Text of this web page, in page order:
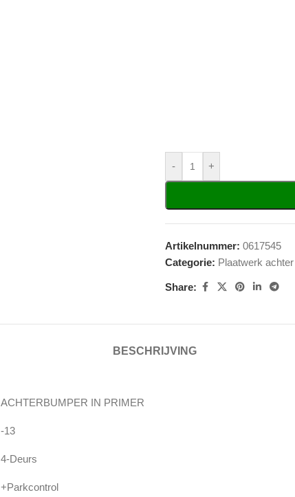
- +
Artikelnummer: 0617545
Categorie: Plaatwerk achter
Share:
BESCHRIJVING
ACHTERBUMPER IN PRIMER
-13
4-Deurs
+Parkcontrol